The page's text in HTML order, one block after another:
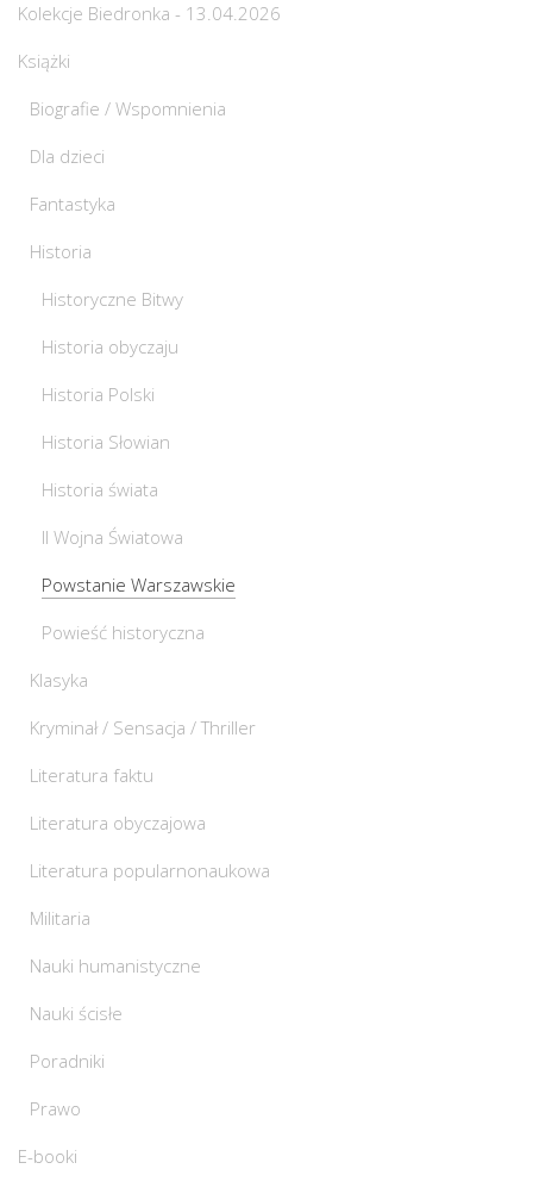
Kolekcje Biedronka - 13.04.2026
Książki
Biografie / Wspomnienia
Dla dzieci
Fantastyka
Historia
Historyczne Bitwy
Historia obyczaju
Historia Polski
Historia Słowian
Historia świata
II Wojna Światowa
Powstanie Warszawskie
Powieść historyczna
Klasyka
Kryminał / Sensacja / Thriller
Literatura faktu
Literatura obyczajowa
Literatura popularnonaukowa
Militaria
Nauki humanistyczne
Nauki ścisłe
Poradniki
Prawo
E-booki